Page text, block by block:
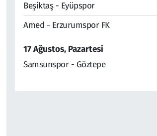
Beşiktaş - Eyüpspor
Amed - Erzurumspor FK
17 Ağustos, Pazartesi
Samsunspor - Göztepe